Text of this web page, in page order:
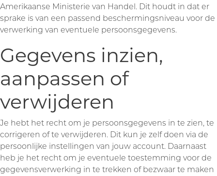
Amerikaanse Ministerie van Handel. Dit houdt in dat er
sprake is van een passend beschermingsniveau voor de
verwerking van eventuele persoonsgegevens.
Gegevens inzien,
aanpassen of
verwijderen
Je hebt het recht om je persoonsgegevens in te zien, te
corrigeren of te verwijderen. Dit kun je zelf doen via de
persoonlijke instellingen van jouw account. Daarnaast
heb je het recht om je eventuele toestemming voor de
gegevensverwerking in te trekken of bezwaar te maken